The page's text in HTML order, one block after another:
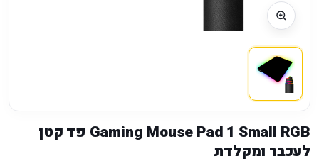
Gaming Mouse Pad 1 Small RGB פד קטן
לעכבר ומקלדת